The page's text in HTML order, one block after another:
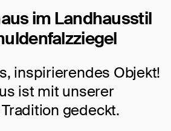
im Landhausstil
inspirierendes Objekt!
ist mit unserer
gedeckt.